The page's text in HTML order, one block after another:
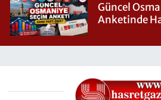
Güncel
Anketinde